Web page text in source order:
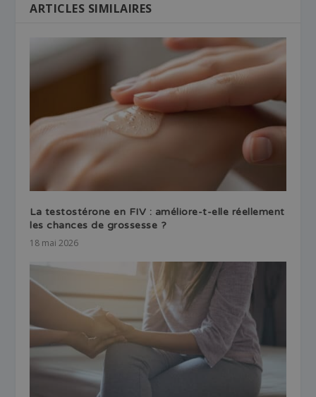
ARTICLES SIMILAIRES
La testostérone en FIV : améliore-t-elle réellement
les chances de grossesse ?
18 mai 2026